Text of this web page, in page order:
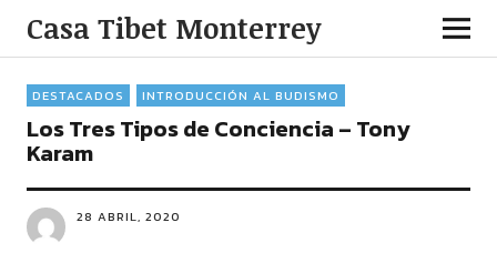
Casa Tibet Monterrey
DESTACADOS INTRODUCCIÓN AL BUDISMO
Los Tres Tipos de Conciencia – Tony
Karam
28 ABRIL, 2020